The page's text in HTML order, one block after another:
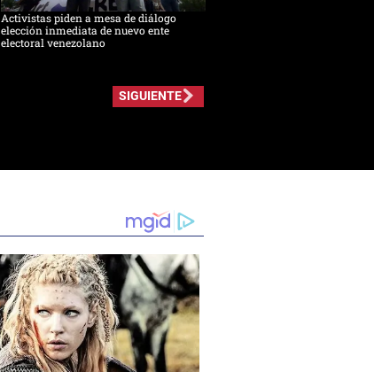
Activistas piden a mesa de diálogo
elección inmediata de nuevo ente
electoral venezolano
SIGUIENTE